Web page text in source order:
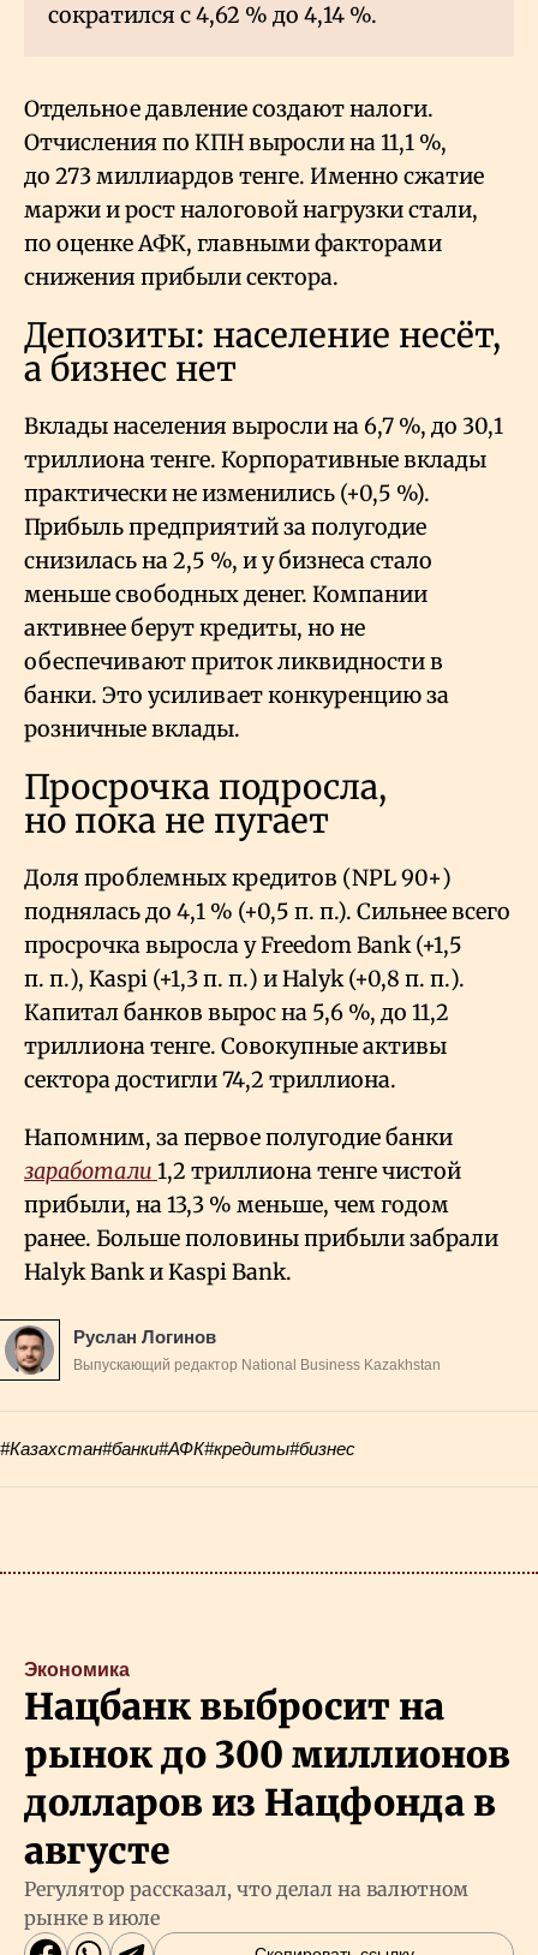
сократился с 4,62 % до 4,14 %.
Отдельное давление создают налоги.
Отчисления по КПН выросли на 11,1 %,
до 273 миллиардов тенге. Именно сжатие
маржи и рост налоговой нагрузки стали,
по оценке АФК, главными факторами
снижения прибыли сектора.
Депозиты: население несёт,
а бизнес нет
Вклады населения выросли на 6,7 %, до 30,1
триллиона тенге. Корпоративные вклады
практически не изменились (+0,5 %).
Прибыль предприятий за полугодие
снизилась на 2,5 %, и у бизнеса стало
меньше свободных денег. Компании
активнее берут кредиты, но не
обеспечивают приток ликвидности в
банки. Это усиливает конкуренцию за
розничные вклады.
Просрочка подросла,
но пока не пугает
Доля проблемных кредитов (NPL 90+)
поднялась до 4,1 % (+0,5 п. п.). Сильнее всего
просрочка выросла у Freedom Bank (+1,5
п. п.), Kaspi (+1,3 п. п.) и Halyk (+0,8 п. п.).
Капитал банков вырос на 5,6 %, до 11,2
триллиона тенге. Совокупные активы
сектора достигли 74,2 триллиона.
Напомним, за первое полугодие банки
заработали 1,2 триллиона тенге чистой
прибыли, на 13,3 % меньше, чем годом
ранее. Больше половины прибыли забрали
Halyk Bank и Kaspi Bank.
Руслан Логинов
Выпускающий редактор National Business Kazakhstan
#Казахстан#банки#АФК#кредиты#бизнес
Экономика
Нацбанк выбросит на
рынок до 300 миллионов
долларов из Нацфонда в
августе
Регулятор рассказал, что делал на валютном
рынке в июле